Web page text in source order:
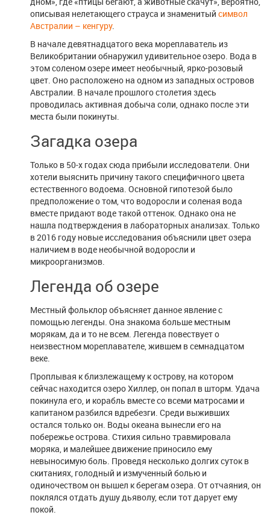
описывая нелетающего страуса и знаменитый символ
Австралии – кенгуру.
В начале девятнадцатого века мореплаватель из
Великобритании обнаружил удивительное озеро. Вода в
этом соленом озере имеет необычный, ярко-розовый
цвет. Оно расположено на одном из западных островов
Австралии. В начале прошлого столетия здесь
проводилась активная добыча соли, однако после эти
места были покинуты.
Загадка озера
Только в 50-х годах сюда прибыли исследователи. Они
хотели выяснить причину такого специфичного цвета
естественного водоема. Основной гипотезой было
предположение о том, что водоросли и соленая вода
вместе придают воде такой оттенок. Однако она не
нашла подтверждения в лабораторных анализах. Только
в 2016 году новые исследования объяснили цвет озера
наличием в воде необычной водоросли и
микроорганизмов.
Легенда об озере
Местный фольклор объясняет данное явление с
помощью легенды. Она знакома больше местным
морякам, да и то не всем. Легенда повествует о
неизвестном мореплавателе, жившем в семнадцатом
веке.
Проплывая к близлежащему к острову, на котором
сейчас находится озеро Хиллер, он попал в шторм. Удача
покинула его, и корабль вместе со всеми матросами и
капитаном разбился вдребезги. Среди выживших
остался только он. Воды океана вынесли его на
побережье острова. Стихия сильно травмировала
моряка, и малейшее движение приносило ему
невыносимую боль. Проведя несколько долгих суток в
скитаниях, голодный и измученный болью и
одиночеством он вышел к берегам озера. От отчаяния, он
поклялся отдать душу дьяволу, если тот дарует ему
покой.